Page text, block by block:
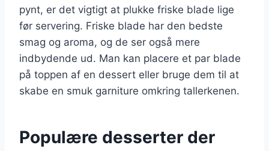
pynt, er det vigtigt at plukke friske blade lige
før servering. Friske blade har den bedste
smag og aroma, og de ser også mere
indbydende ud. Man kan placere et par blade
på toppen af en dessert eller bruge dem til at
skabe en smuk garniture omkring tallerkenen.
Populære desserter der